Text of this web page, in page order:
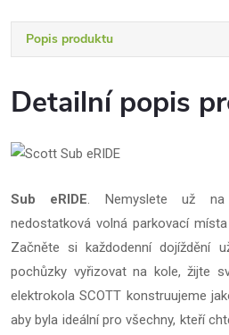
Popis produktu
Detailní popis
Sub eRIDE. Nemyslete už na
nedostatková volná parkovací
Začněte si každodenní dojíždění
pochůzky vyřizovat na kole, žijte
elektrokola SCOTT konstruujeme
aby byla ideální pro všechny, kteří